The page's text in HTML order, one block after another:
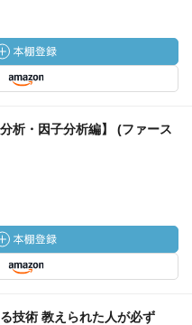
析・因子分析編】 (ファース
技術 教えられた人が必ず